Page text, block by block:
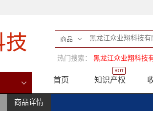
商品
热门搜索： 黑龙江众业翔科技
首页 知识产权
HOT
商品详情